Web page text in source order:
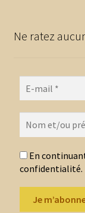
Ne ratez
En
confidentialité.